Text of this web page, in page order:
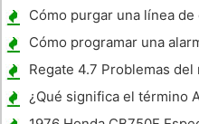
Especificaciones de
Cómo purgar una línea
Cómo programar una
Honda
Regate 4.7 Problemas del
¿Qué significa el término